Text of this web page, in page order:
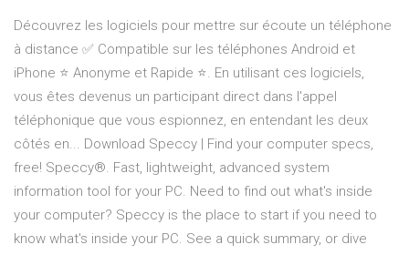
Découvrez les logiciels pour mettre sur écoute un téléphone
à distance ✅ Compatible sur les téléphones Android et
iPhone ⭐ Anonyme et Rapide ⭐. En utilisant ces logiciels,
vous êtes devenus un participant direct dans l'appel
téléphonique que vous espionnez, en entendant les deux
côtés en... Download Speccy | Find your computer specs,
free! Speccy®. Fast, lightweight, advanced system
information tool for your PC. Need to find out what's inside
your computer? Speccy is the place to start if you need to
know what's inside your PC. See a quick summary, or dive